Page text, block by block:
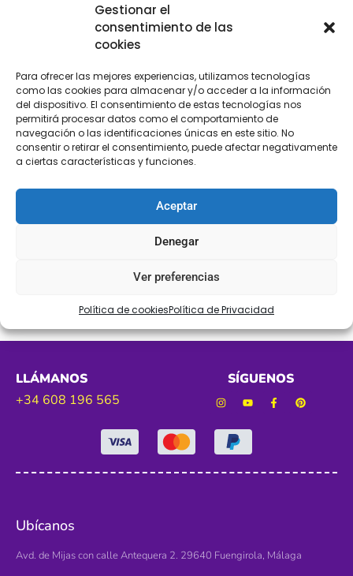
Gestionar el
consentimiento de las
cookies
Para ofrecer las mejores experiencias, utilizamos tecnologías
como las cookies para almacenar y/o acceder a la información
del dispositivo. El consentimiento de estas tecnologías nos
permitirá procesar datos como el comportamiento de
navegación o las identificaciones únicas en este sitio. No
consentir o retirar el consentimiento, puede afectar negativamente
a ciertas características y funciones.
Aceptar
Denegar
Ver preferencias
Política de cookiesPolítica de Privacidad
ENVÍO 24-48H
Descripción
Descripción
Pedrería elástica de 4 cm de anchura de color
#con mercería el torcal no dejarás de diseñar
LLÁMANOS
+34 608 196 565
SÍGUENOS
Ubícanos
Avd. de Mijas con calle Antequera 2. 29640 Fuengirola, Málaga